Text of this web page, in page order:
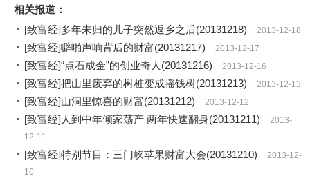
相关报道：
[致富经]多年未归的儿子突然返乡之后(20131218)
2013-12-18
[致富经]噼啪声响背后的财富(20131217) 2013-12-17
[致富经]“点石成金”的创业奇人(20131216) 2013-12-16
[致富经]把山里废弃的树桩变成摇钱树(20131213) 2013-12-13
[致富经]山洞里惊喜的财富(20131212) 2013-12-12
[致富经]人到中年倾家荡产 两年快速翻身(20131211) 2013-
12-11
[致富经]特别节目：三门峡苹果财富大会(20131210)
2013-12-
10